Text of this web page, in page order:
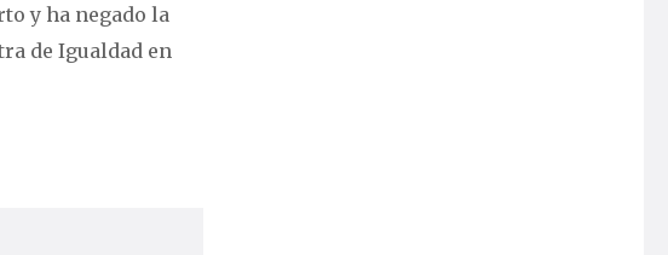
y ha negado la
de Igualdad en